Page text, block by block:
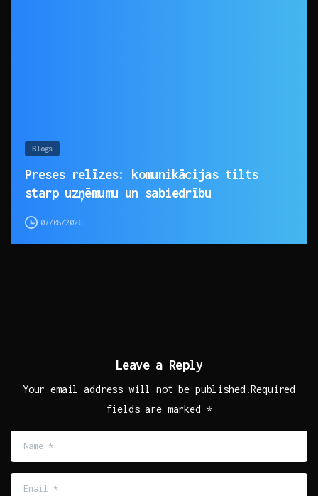
Blogs
Preses relīzes: komunikācijas tilts
starp uzņēmumu un sabiedrību
07/08/2026
Leave a Reply
Your email address will not be published.Required
fields are marked *
*